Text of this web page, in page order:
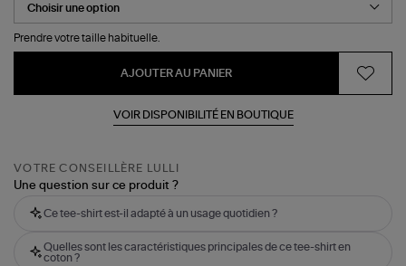
Prendre votre taille habituelle.
AJOUTER AU PANIER
VOIR DISPONIBILITÉ EN BOUTIQUE
VOTRE CONSEILLÈRE LULLI
Une question sur ce produit ?
Ce tee-shirt est-il adapté à un usage quotidien ?
Quelles sont les caractéristiques principales de ce tee-shirt en
coton ?